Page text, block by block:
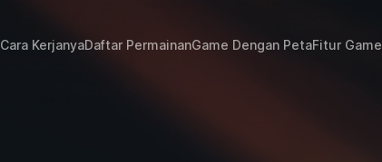
Cara KerjanyaDaftar PermainanGame Dengan PetaFitur Game